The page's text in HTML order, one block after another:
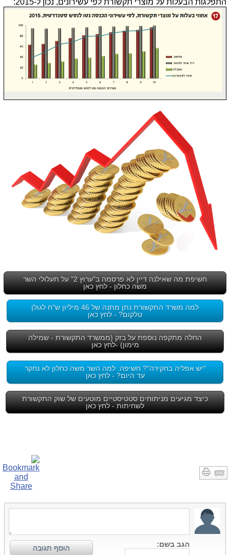
התפלגות הבעלות על מוצרי תקשורת לפי עשירונים, נכון ל-2015:
חשיפת מה שאילנה דיין לא פרסמה ב"ערוץ 2" על תעלולי השר
משה כחלון - לחץ כאן
למה משרד התקשורת נתן מתנה של 46 מיליון ש"ח לגולן
טלקום? - לחץ כאן
החלה מתקפה נוספת על בזק (ממשרד התקשורת - שמילה
מימון) -לחץ כאן
"יש אפליה בחקירה"? חשיפה: למה השר משה כחלון לא נחקר
עד היום? - לחץ כאן
כיצד מגיעים מניתוחים סטטיסטיים מוטעים של שוק התקשורת
לשחיתות - לחץ כאן